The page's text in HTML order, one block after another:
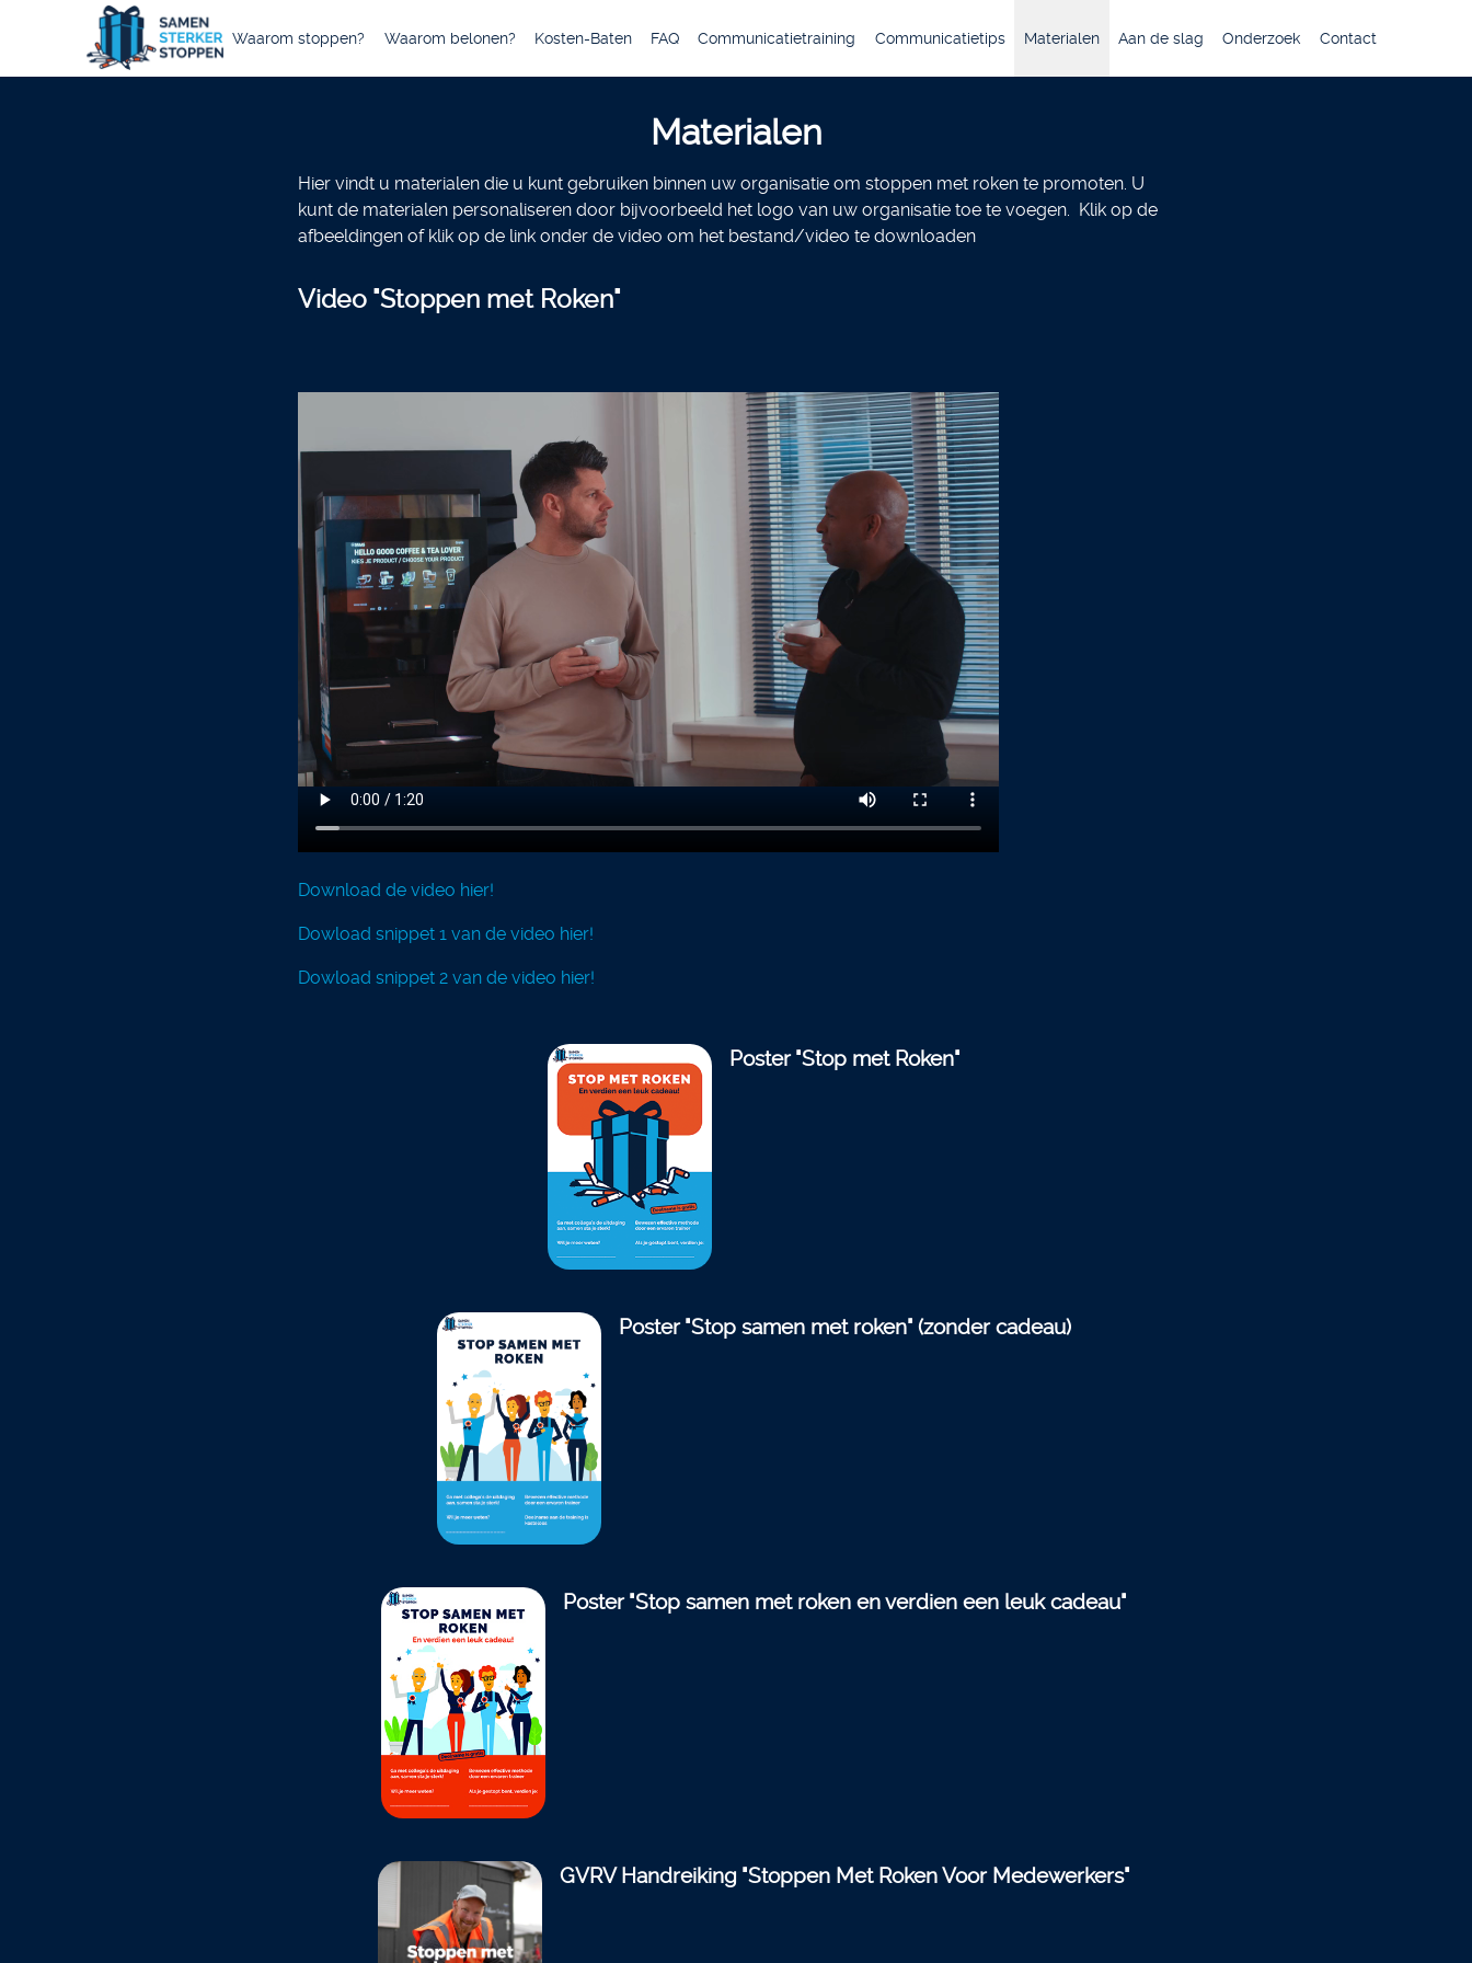
Waarom stoppen? Waarom belonen? Kosten-Baten FAQ Communicatietraining Communicatietips Materialen Aan de slag Onderzoek Contact
Materialen
Hier vindt u materialen die u kunt gebruiken binnen uw organisatie om stoppen met roken te promoten. U
kunt de materialen personaliseren door bijvoorbeeld het logo van uw organisatie toe te voegen. Klik op de
afbeeldingen of klik op de link onder de video om het bestand/video te downloaden
Video "Stoppen met Roken"
Download de video hier!
Dowload snippet 1 van de video hier!
Dowload snippet 2 van de video hier!
Poster "Stop met Roken"
Poster "Stop samen met roken" (zonder cadeau)
Poster "Stop samen met roken en verdien een leuk cadeau"
GVRV Handreiking "Stoppen Met Roken Voor Medewerkers"